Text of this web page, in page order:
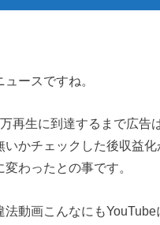
ースですね。
再生に到達するまで広告
いかチェックした後収益化
わったとの事です。
法動画こんなにも